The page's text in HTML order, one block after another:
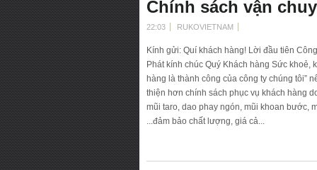
Chính sách vận
22:03 RUKOVIETNAM
Kính gửi: Quí khách hàng! Lời đầu tiên
Phát kính chúc Quý Khách hàng Sức
hàng là thành công của công ty chúng tôi”
thiện hơn chính sách phục vụ khách hàng
mũi taro, dao phay ngón, mũi khoan bước,
...đảm bảo chất lượng, giá cả...